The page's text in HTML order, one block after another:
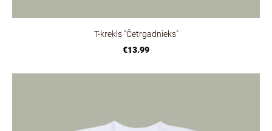
T-krekls "Četrgadnieks"
€13.99